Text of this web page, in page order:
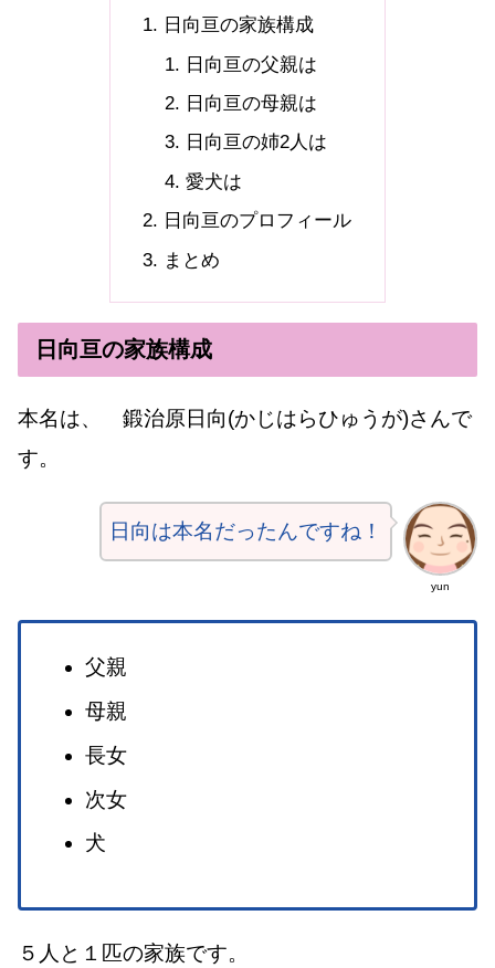
日向亘の家族構成
日向亘の父親は
日向亘の母親は
日向亘の姉2人は
愛犬は
日向亘のプロフィール
まとめ
日向亘の家族構成
本名は、 鍛治原日向(かじはらひゅうが)さんで
す。
yun
日向は本名だったんですね！
父親
母親
長女
次女
犬
５人と１匹の家族です。